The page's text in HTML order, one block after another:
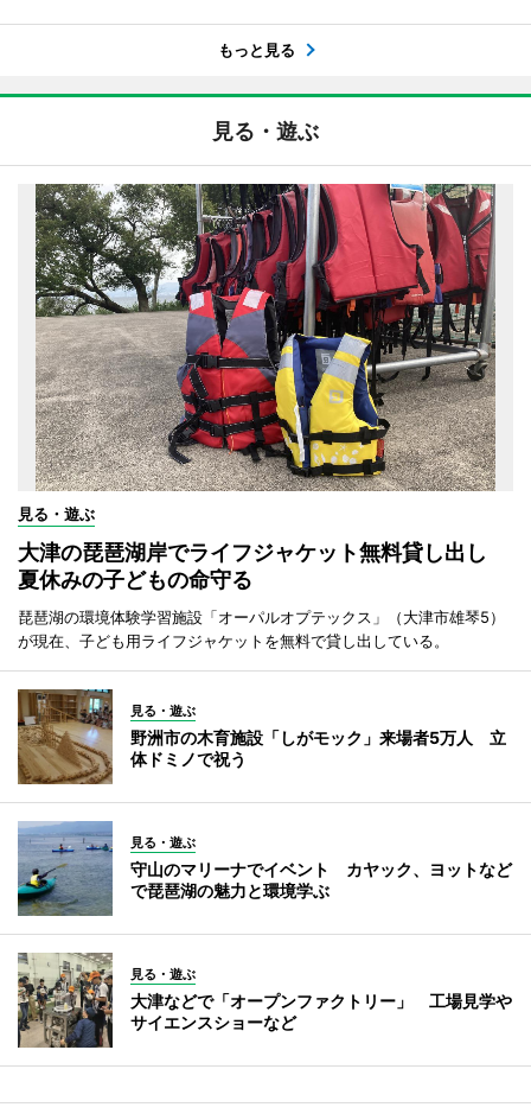
もっと見る
見る・遊ぶ
見る・遊ぶ
大津の琵琶湖岸でライフジャケット無料貸し出し
夏休みの子どもの命守る
琵琶湖の環境体験学習施設「オーパルオプテックス」（大津市雄琴5）
が現在、子ども用ライフジャケットを無料で貸し出している。
見る・遊ぶ
野洲市の木育施設「しがモック」来場者5万人 立
体ドミノで祝う
見る・遊ぶ
守山のマリーナでイベント カヤック、ヨットなど
で琵琶湖の魅力と環境学ぶ
見る・遊ぶ
大津などで「オープンファクトリー」 工場見学や
サイエンスショーなど